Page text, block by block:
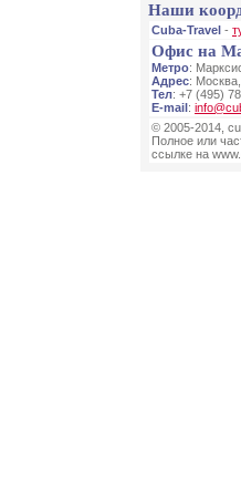
Наши
Cuba-Travel -
Офис на
Метро:
Адрес:
Тел: +7 (495)
E-mail:
© 2005-2014,
Полное или
ссылке на